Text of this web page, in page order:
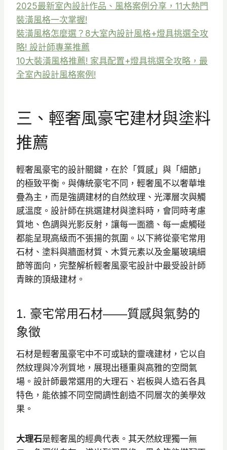
2025最新室內設計作品、風格案例分享，11大熱門
裝潢風格一次掌握!
裝潢風格怎麼選？8大室內設計風格+燈具挑選全攻
略! 設計師專業推薦
10大裝潢風格推薦! 家具配置+燈具挑選全攻略，最
全室內設計風格案例!
三、輕奢風豪宅建材與塗料
推薦
輕奢風豪宅的設計關鍵，在於「質感」與「細節」
的極致平衡。與傳統豪宅不同，輕奢風不以奢華堆
疊為主，而是強調建材的自然紋理、光澤層次與觸
感溫度。設計師在挑選建材與塗料時，會同時考慮
質地、色調與光影反射，讓每一面牆、每一處觸碰
都能呈現高級而不張揚的氛圍。以下將從豪宅常用
石材、塗料與牆面材質、木質元素以及金屬玻璃細
節等面向，完整解析輕奢風豪宅設計中最受設計師
青睞的頂級建材。
1. 豪宅常用石材——質感與氣勢的
象徵
石材是輕奢風豪宅中不可或缺的靈魂建材，它以自
然紋理與冷冽質地，展現出穩重與高雅的空間氣
場。設計師最常選用的大理石、岩板與人造石各具
特色，能依據不同空間調性創造不同層次的美學效
果。
大理石是輕奢風的經典代表。其天然紋理獨一無